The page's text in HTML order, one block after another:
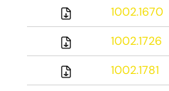
1002.1670
1002.1726
1002.1781